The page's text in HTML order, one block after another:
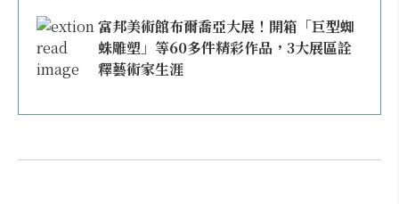
富邦美術館布爾喬亞大展！開箱「巨型蜘
蛛雕塑」等60多件精彩作品，3大展區詮
釋藝術家生涯